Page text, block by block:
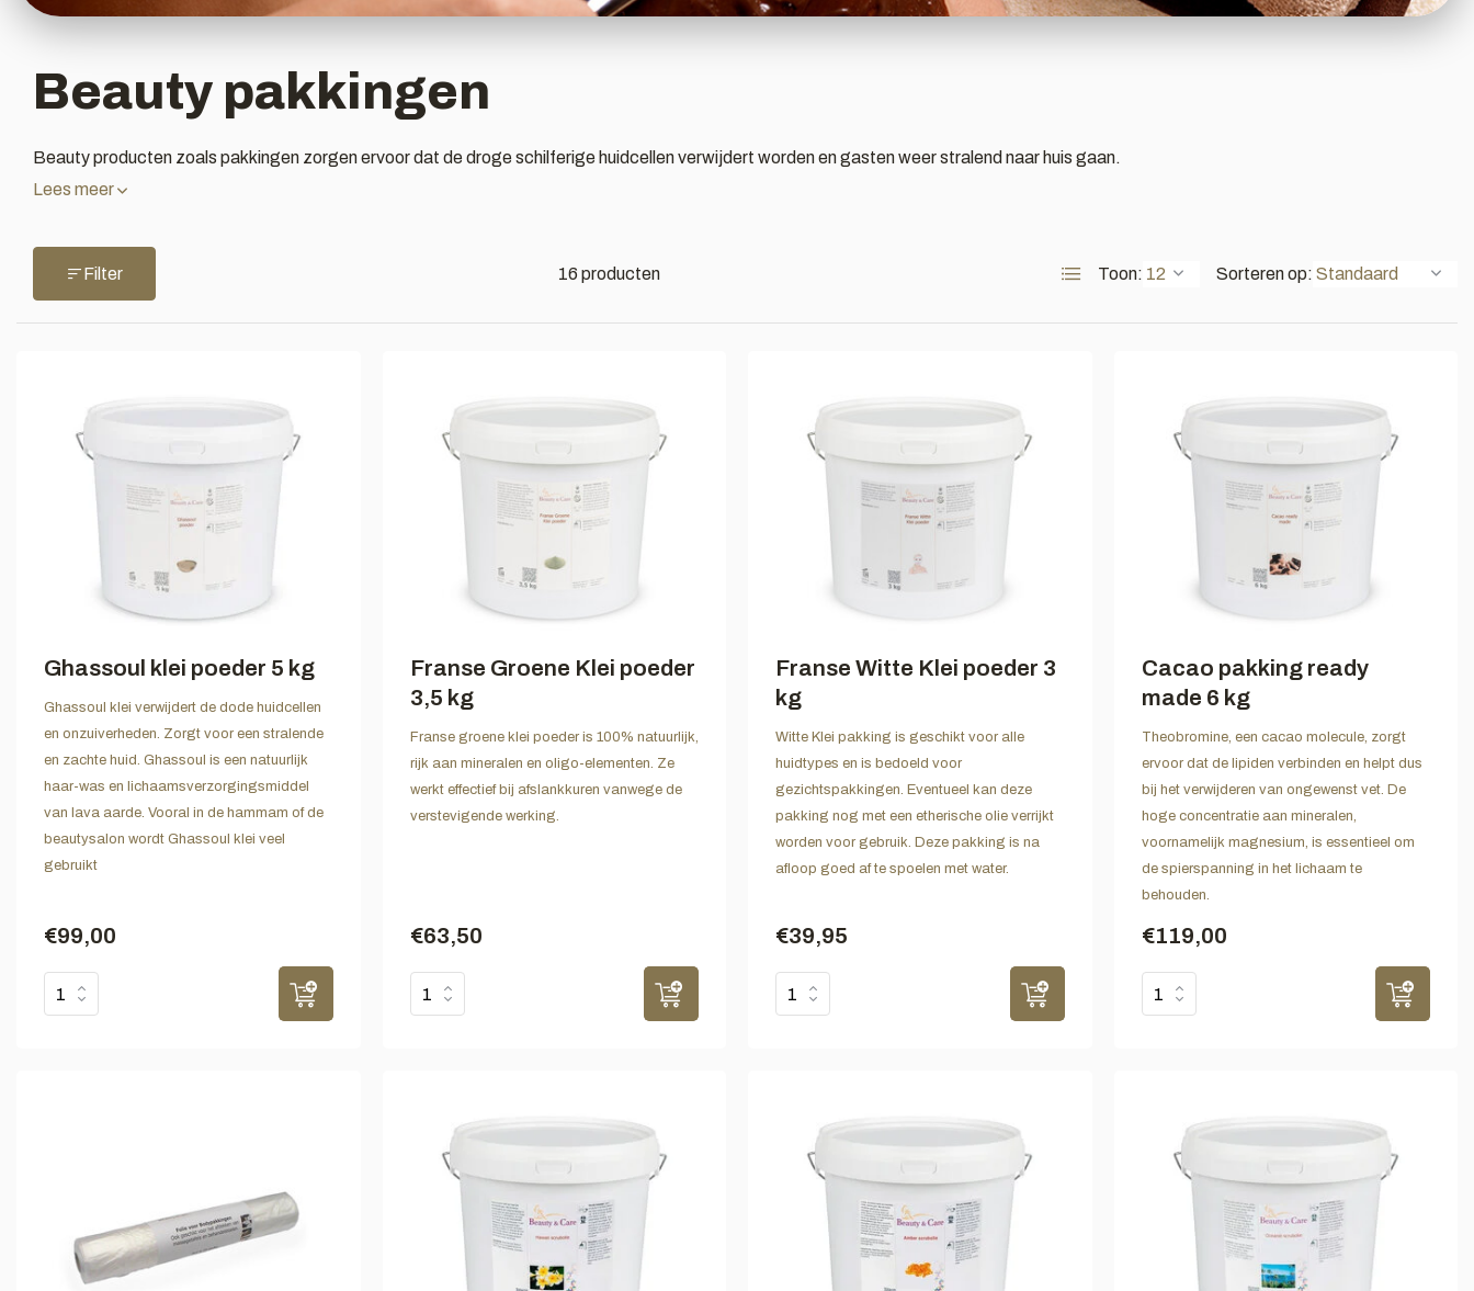
Beauty pakkingen
Beauty producten zoals pakkingen zorgen ervoor dat de droge schilferige huidcellen verwijdert worden en gasten weer stralend naar huis gaan.
Lees meer
Filter 16 producten Toon: Sorteren op:
Ghassoul klei poeder 5 kg
Ghassoul klei verwijdert de dode huidcellen
en onzuiverheden. Zorgt voor een stralende
en zachte huid. Ghassoul is een natuurlijk
haar-was en lichaamsverzorgingsmiddel
van lava aarde. Vooral in de hammam of de
beautysalon wordt Ghassoul klei veel
gebruikt
€99,00
Franse Groene Klei poeder
3,5 kg
Franse groene klei poeder is 100% natuurlijk,
rijk aan mineralen en oligo-elementen. Ze
werkt effectief bij afslankkuren vanwege de
verstevigende werking.
€63,50
Franse Witte Klei poeder 3
kg
Witte Klei pakking is geschikt voor alle
huidtypes en is bedoeld voor
gezichtspakkingen. Eventueel kan deze
pakking nog met een etherische olie verrijkt
worden voor gebruik. Deze pakking is na
afloop goed af te spoelen met water.
€39,95
Cacao pakking ready
made 6 kg
Theobromine, een cacao molecule, zorgt
ervoor dat de lipiden verbinden en helpt dus
bij het verwijderen van ongewenst vet. De
hoge concentratie aan mineralen,
voornamelijk magnesium, is essentieel om
de spierspanning in het lichaam te
behouden.
€119,00